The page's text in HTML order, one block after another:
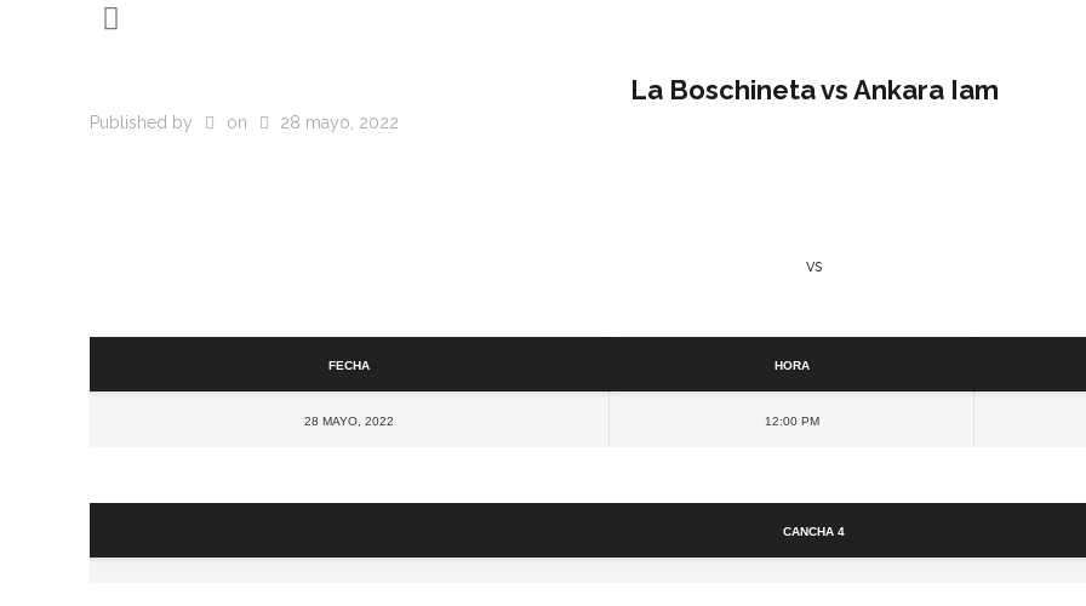
La Boschineta vs Ankara Iam
Published by on 28 mayo, 2022
vs
Fecha Hora
28 mayo, 2022 12:00 pm
Cancha 4